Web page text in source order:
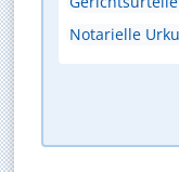
Notarielle